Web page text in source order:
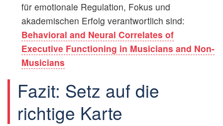
für emotionale Regulation, Fokus und
akademischen Erfolg verantwortlich sind:
Behavioral and Neural Correlates of
Executive Functioning in Musicians and Non-
Musicians
Fazit: Setz auf die
richtige Karte